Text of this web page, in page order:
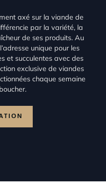
axé sur la viande de
par la variété, la
de ses produits. Au
unique pour les
et succulentes avec des
exclusive de viandes
chaque semaine